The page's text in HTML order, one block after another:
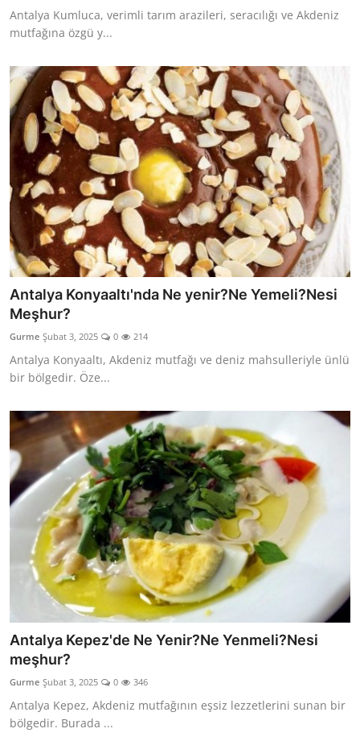
Antalya Kumluca, verimli tarım arazileri, seracılığı ve Akdeniz
mutfağına özgü y...
Antalya Konyaaltı'nda Ne yenir?Ne Yemeli?Nesi
Meşhur?
Gurme Şubat 3, 2025 0 214
Antalya Konyaaltı, Akdeniz mutfağı ve deniz mahsulleriyle ünlü
bir bölgedir. Öze...
Antalya Kepez'de Ne Yenir?Ne Yenmeli?Nesi
meşhur?
Gurme Şubat 3, 2025 0 346
Antalya Kepez, Akdeniz mutfağının eşsiz lezzetlerini sunan bir
bölgedir. Burada ...